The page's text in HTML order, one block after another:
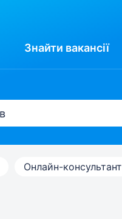
Знайти вакансії
Онлайн-консультант